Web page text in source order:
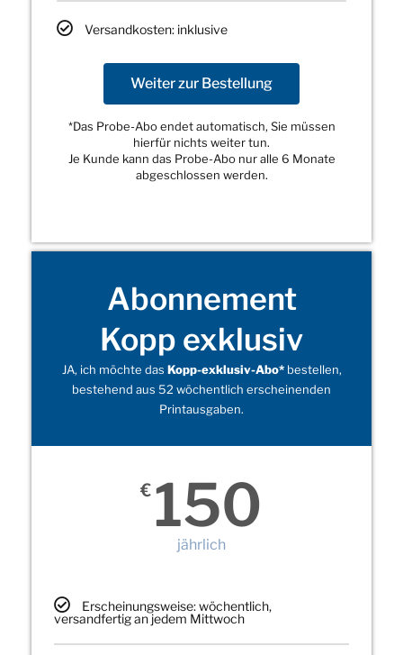
Versandkosten: inklusive
Weiter zur Bestellung
*Das Probe-Abo endet automatisch, Sie müssen
hierfür nichts weiter tun.
Je Kunde kann das Probe-Abo nur alle 6 Monate
abgeschlossen werden.
Abonnement
Kopp exklusiv
JA, ich möchte das Kopp-exklusiv-Abo*bestellen,
bestehend aus 52 wöchentlich erscheinenden
Printausgaben.
€ 150
jährlich
Erscheinungsweise: wöchentlich,
versandfertig an jedem Mittwoch